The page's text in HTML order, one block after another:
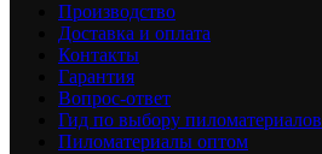
Производство
Доставка и оплата
Контакты
Гарантия
Вопрос-ответ
Гид по выбору пиломатериалов
Пиломатериалы оптом